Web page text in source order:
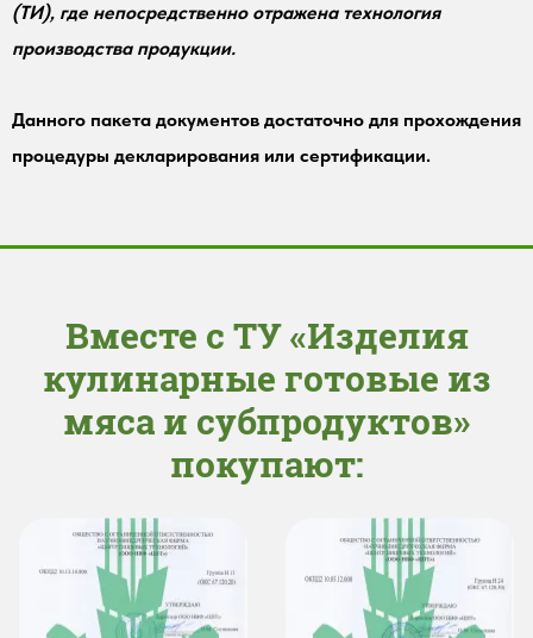
(ТИ), где непосредственно отражена технология
производства продукции.
Данного пакета документов достаточно для прохождения
процедуры декларирования или сертификации.
Вместе с ТУ «Изделия
кулинарные готовые из
мяса и субпродуктов»
покупают: